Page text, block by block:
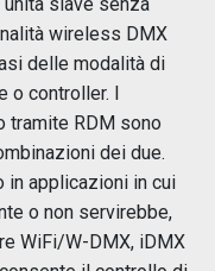
wireless DMX
delle modalità di
o controller. I
tramite RDM sono
dei due.
in applicazioni in cui
o non servirebbe,
WiFi/W-DMX, iDMX